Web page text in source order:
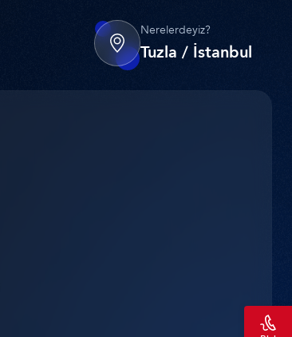
Nerelerdeyiz?
Tuzla / İstanbul